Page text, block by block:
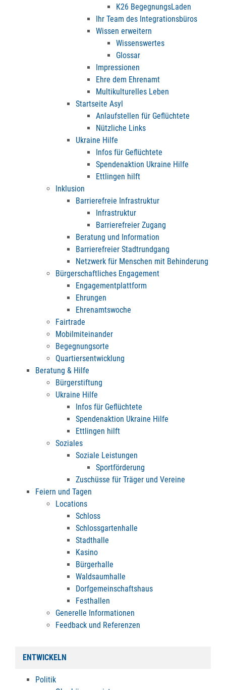
K26 BegegnungsLaden
Ihr Team des Integrationsbüros
Wissen erweitern
Wissenswertes
Glossar
Impressionen
Ehre dem Ehrenamt
Multikulturelles Leben
Startseite Asyl
Anlaufstellen für Geflüchtete
Nützliche Links
Ukraine Hilfe
Infos für Geflüchtete
Spendenaktion Ukraine Hilfe
Ettlingen hilft
Inklusion
Barrierefreie Infrastruktur
Infrastruktur
Barrierefreier Zugang
Beratung und Information
Barrierefreier Stadtrundgang
Netzwerk für Menschen mit Behinderung
Bürgerschaftliches Engagement
Engagementplattform
Ehrungen
Ehrenamtswoche
Fairtrade
Mobilmiteinander
Begegnungsorte
Quartiersentwicklung
Beratung & Hilfe
Bürgerstiftung
Ukraine Hilfe
Infos für Geflüchtete
Spendenaktion Ukraine Hilfe
Ettlingen hilft
Soziales
Soziale Leistungen
Sportförderung
Zuschüsse für Träger und Vereine
Feiern und Tagen
Locations
Schloss
Schlossgartenhalle
Stadthalle
Kasino
Bürgerhalle
Waldsaumhalle
Dorfgemeinschaftshaus
Festhallen
Generelle Informationen
Feedback und Referenzen
ENTWICKELN
Politik